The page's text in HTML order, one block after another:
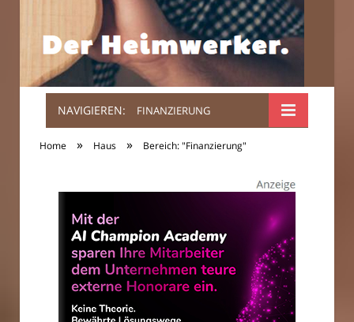
Der
Heimwerker.
NAVIGIEREN: FINANZIERUNG
Home » Haus » Bereich: "Finanzierung"